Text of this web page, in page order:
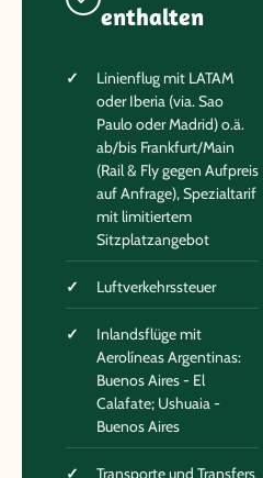
enthalten
Linienflug mit LATAM
oder Iberia (via. Sao
Paulo oder Madrid) o.ä.
ab/bis Frankfurt/Main
(Rail & Fly gegen Aufpreis
auf Anfrage), Spezialtarif
mit limitiertem
Sitzplatzangebot
Luftverkehrssteuer
Inlandsflüge mit
Aerolíneas Argentinas:
Buenos Aires - El
Calafate; Ushuaia -
Buenos Aires
Transporte und Transfers